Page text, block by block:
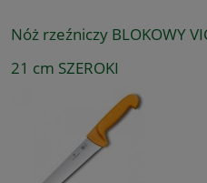
Nóż rzeźniczy BLOKOWY
21 cm SZEROKI